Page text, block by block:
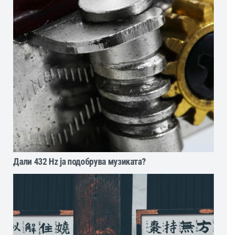
Дали 432 Hz ја подобрува музиката?